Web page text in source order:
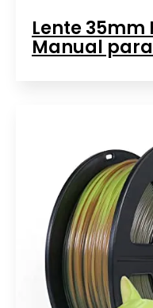
Lente 35mm
Manual para